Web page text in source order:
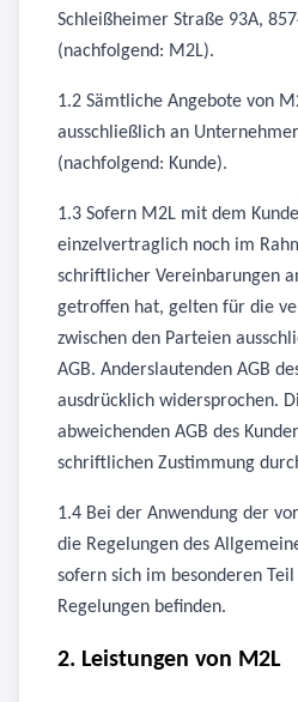
Schleißheimer Straße 93A,
(nachfolgend: M2L).
1.2 Sämtliche Angebote von
ausschließlich an
(nachfolgend: Kunde).
1.3 Sofern M2L mit dem
einzelvertraglich noch im
schriftlicher Vereinbarungen
getroffen hat, gelten für die
zwischen den Parteien
AGB. Anderslautenden AGB
ausdrücklich widersprochen.
abweichenden AGB des
schriftlichen Zustimmung
1.4 Bei der Anwendung der
die Regelungen des
sofern sich im besonderen
Regelungen befinden.
2. Leistungen von M2L